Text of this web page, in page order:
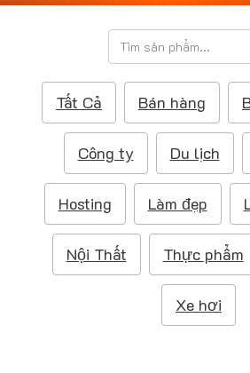
T
ì
m
i
ế
m
Tất Cả Bán hàng
Công ty Du lịch
Hosting Làm đẹp
Nội Thất Thực phẩm
Xe hơi